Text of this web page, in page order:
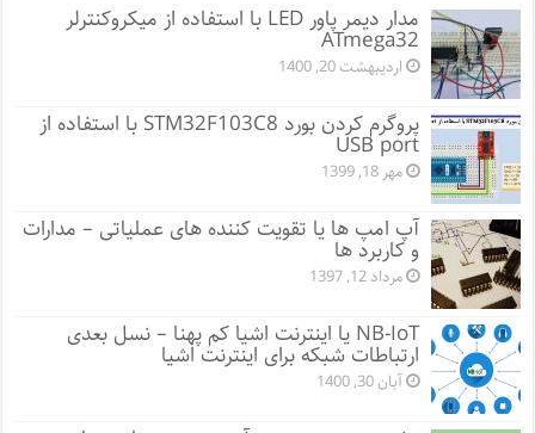
مدار دیمر پاور LED با استفاده از میکروکنترلر
ATmega32
اردیبهشت 20, 1400
پروگرم کردن بورد STM32F103C8 با استفاده از
USB port
مهر 18, 1399
آپ امپ ها یا تقویت کننده های عملیاتی – مدارات
و کاربرد ها
مرداد 12, 1397
NB-IoT یا اینترنت اشیا کم پهنا – نسل بعدی
ارتباطات شبکه برای اینترنت اشیا
آبان 30, 1400